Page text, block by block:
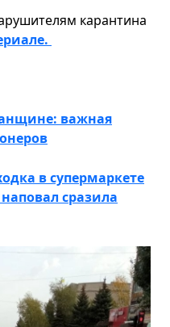
карантина
важная
в супермаркете
сразила